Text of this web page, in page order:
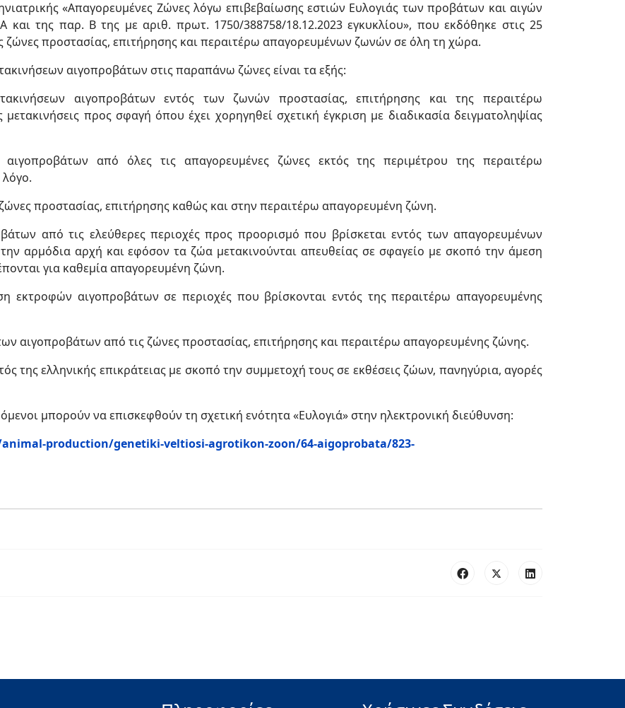
«Απαγορευμένες Ζώνες λόγω επιβεβαίωσης εστιών Ευλογιάς των προβάτων και αιγών
της παρ. Β της με αριθ. πρωτ. 1750/388758/18.12.2023 εγκυκλίου», που εκδόθηκε στις 25
ζώνες προστασίας, επιτήρησης και περαιτέρω απαγορευμένων ζωνών σε όλη τη χώρα.
αιγοπροβάτων στις παραπάνω ζώνες είναι τα εξής:
αιγοπροβάτων εντός των ζωνών προστασίας, επιτήρησης και της περαιτέρω
προς σφαγή όπου έχει χορηγηθεί σχετική έγκριση με διαδικασία δειγματοληψίας
αιγοπροβάτων από όλες τις απαγορευμένες ζώνες εκτός της περιμέτρου της περαιτέρω
προστασίας, επιτήρησης καθώς και στην περαιτέρω απαγορευμένη ζώνη.
από τις ελεύθερες περιοχές προς προορισμό που βρίσκεται εντός των απαγορευμένων
αρμόδια αρχή και εφόσον τα ζώα μετακινούνται απευθείας σε σφαγείο με σκοπό την άμεση
για καθεμία απαγορευμένη ζώνη.
εκτροφών αιγοπροβάτων σε περιοχές που βρίσκονται εντός της περαιτέρω απαγορευμένης
αιγοπροβάτων από τις ζώνες προστασίας, επιτήρησης και περαιτέρω απαγορευμένης ζώνης.
της ελληνικής επικράτειας με σκοπό την συμμετοχή τους σε εκθέσεις ζώων, πανηγύρια, αγορές
μπορούν να επισκεφθούν τη σχετική ενότητα «Ευλογιά» στην ηλεκτρονική διεύθυνση:
production/genetiki-veltiosi-agrotikon-zoon/64-aigoprobata/823-